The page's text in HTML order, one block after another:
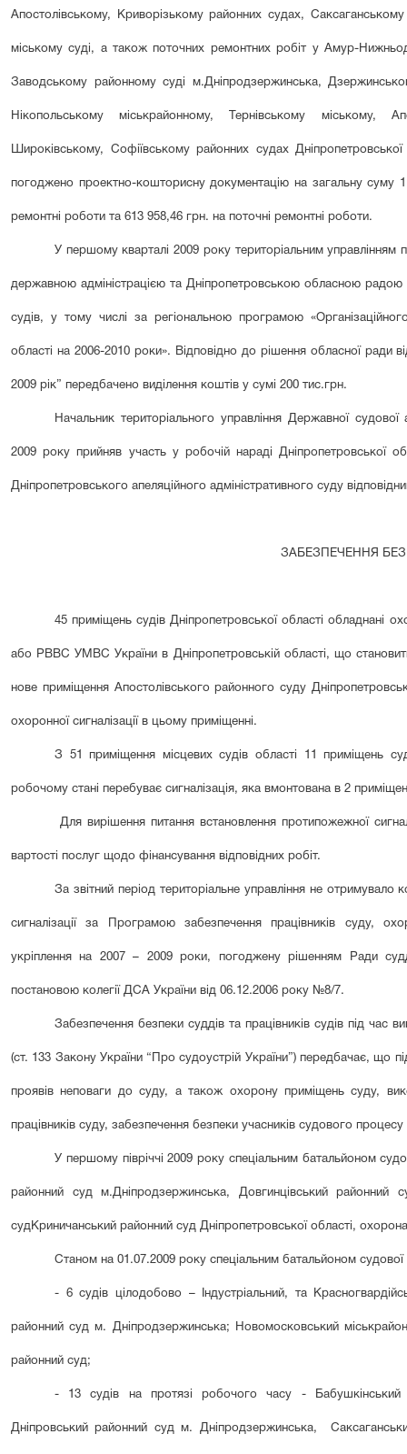
Апостолівському, Криворізькому районних судах,
міському суді, а також поточних ремонтних робіт у Амур-
Заводському районному суді м.Дніпродзержинська,
Нікопольському міськрайонному, Тернівському міському,
Широківському, Софіївському районних судах
погоджено проектно-кошторисну документацію на загальну суму
ремонтні роботи та 61 3 958,46 грн. на поточні ремонтні роботи.
У першому кварталі 2009 року територіальним
державною адміністрацією та Дніпропетровською обласною радою
судів, у тому числі за регіональною програмою
області на 2006-2010 роки». Відповідно до рішення обласної
2009 рік” передбачено виділення коштів у сумі 200 тис.грн.
Начальник територіального управління Державної судової
2009 року прийняв участь у робочій нараді Дніпропетровської
Дніпропетровського апеляційного адміністративного суду
ЗАБЕЗПЕЧЕННЯ
45 приміщень судів Дніпропетровської області обладнані
або РВВС УМВС України в Дніпропетровській області, що
нове приміщення Апостолівського районного суду
охоронної сигналізації в цьому приміщенні.
З 51 приміщення місцевих судів області 11 приміщень
робочому стані перебуває сигналізація, яка вмонтована в 2
Для вирішення питання встановлення протипожежної
вартості послуг щодо фінансування відповідних робіт.
За звітний період територіальне управління не
сигналізації за Програмою забезпечення працівників суду,
укріплення на 2007 – 2009 роки, погоджену рішенням Ради
постановою колегії ДСА України від 06.12.2006 року №8/7.
Забезпечення безпеки суддів та працівників судів під час
(ст. 133 Закону України “Про судоустрій України”) передбачає, що
проявів неповаги до суду, а також охорону приміщень суду,
працівників суду, забезпечення безпеки учасників судового
У першому півріччі 2009 року спеціальним батальйоном
районний суд м.Дніпродзержинська, Довгинцівський
суд Криничанський районний суд Дніпропетровської області,
Станом на 01.07.2009 року спеціальним батальйоном судової
- 6 судів цілодобово – Індустріальний, та
районний суд м. Дніпродзержинська; Новомосковський
районний суд;
- 13 судів на протязі робочого часу - Бабушкінський
Дніпровський районний суд м. Дніпродзержинська,